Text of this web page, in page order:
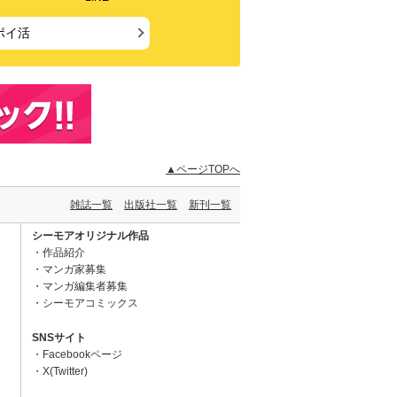
イ活
▲ページTOPへ
雑誌一覧 出版社一覧 新刊一覧
シーモアオリジナル作品
作品紹介
マンガ家募集
マンガ編集者募集
シーモアコミックス
SNSサイト
Facebookページ
X(Twitter)